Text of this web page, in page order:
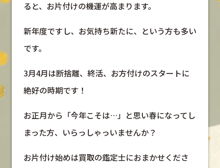
ると、お片付けの機運が高まります。
新年度ですし、お気持ち新たに、という方も多い
です。
3月4月は断捨離、終活、お方付けのスタートに
絶好の時期です！
お正月から「今年こそは…」と思い春になってし
まった方、いらっしゃっいませんか？
お片付け始めは買取の鑑定士におまかせくださ